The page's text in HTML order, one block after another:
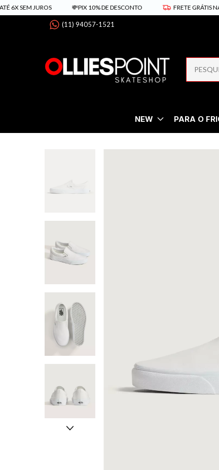
JUROS 💸PIX 10% DE DESCONTO FRETE GRÁTIS NAS
(11) 94057-1521
NEW PARA O